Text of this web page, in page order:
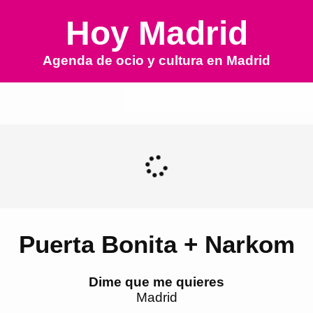
Hoy Madrid
Agenda de ocio y cultura en Madrid
Puerta Bonita + Narkom
Dime que me quieres
Madrid